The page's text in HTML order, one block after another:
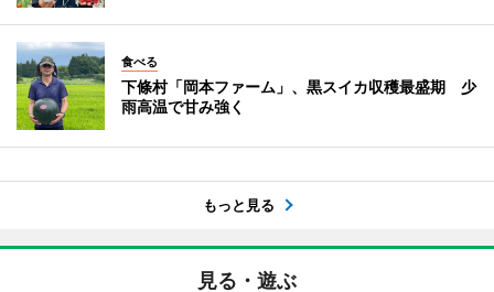
食べる
下條村「岡本ファーム」、黒スイカ収穫最盛期 少
雨高温で甘み強く
もっと見る
見る・遊ぶ